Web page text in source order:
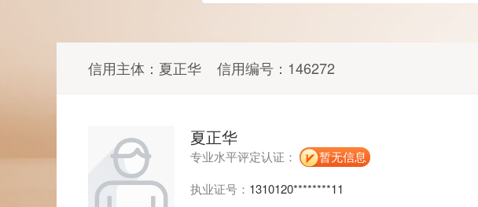
信用主体： 夏正华 信用编号： 146272
夏正华
专业水平评定认证：
暂无信息
执业证号： 1310120********11